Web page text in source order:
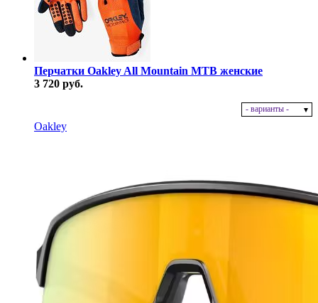
Перчатки Oakley All Mountain MTB женские
3 720 руб.
- варианты -
Oakley